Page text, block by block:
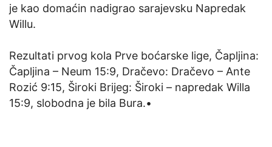
je kao domaćin nadigrao sarajevsku Napredak
Willu.
Rezultati prvog kola Prve boćarske lige, Čapljina:
Čapljina – Neum 15:9, Dračevo: Dračevo – Ante
Rozić 9:15, Široki Brijeg: Široki – napredak Willa
15:9, slobodna je bila Bura.•